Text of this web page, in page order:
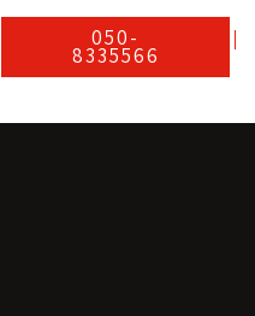
050-
8335566